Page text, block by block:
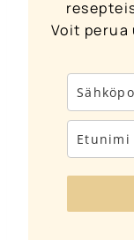
Voit